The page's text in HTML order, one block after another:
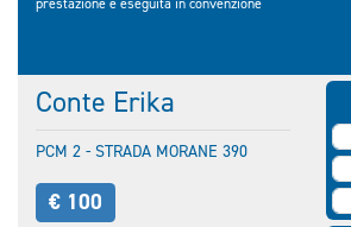
Conte Erika
PCM 2 - STRADA MORANE 390
€ 100